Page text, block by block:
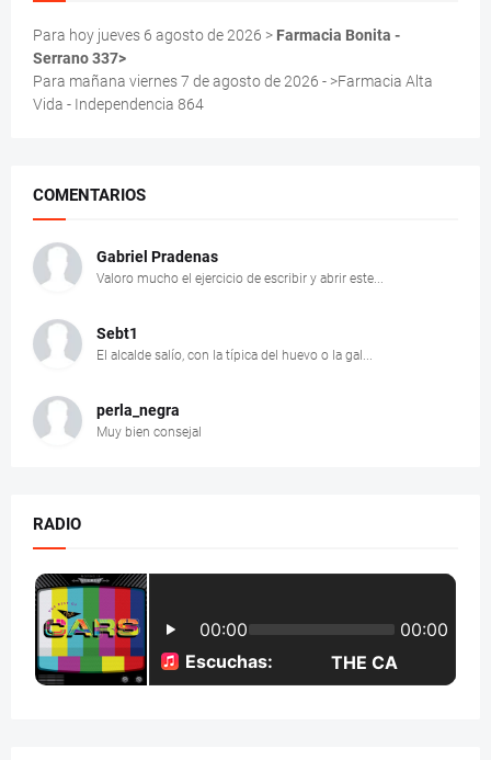
Para hoy jueves 6 agosto de 2026 > Farmacia Bonita -
Serrano 337>
Para mañana viernes 7 de agosto de 2026 - >Farmacia Alta
Vida - Independencia 864
COMENTARIOS
Gabriel Pradenas
Valoro mucho el ejercicio de escribir y abrir este...
Sebt1
El alcalde salío, con la típica del huevo o la gal...
perla_negra
Muy bien consejal
RADIO